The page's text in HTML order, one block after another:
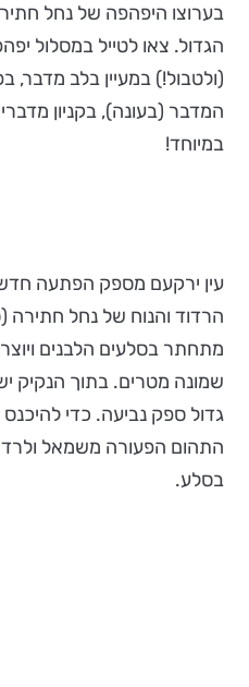
בערוצו היפהפה של נחל
הגדול. צאו לטייל במסלול
(ולטבול!) במעיין בלב מדבר,
המדבר (בעונה), בקניון
במיוחד!
עין ירקעם מספק הפתעה
הרדוד והנוח של נחל חתירה
מתחתר בסלעים הלבנים
שמונה מטרים. בתוך הנקיק
גדול ספק נביעה. כדי
התהום הפעורה משמאל
בסלע.